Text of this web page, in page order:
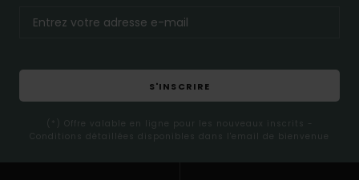
S'INSCRIRE
(*) Offre valable en ligne pour les nouveaux inscrits -
Conditions détaillées disponibles dans l'email de bienvenue